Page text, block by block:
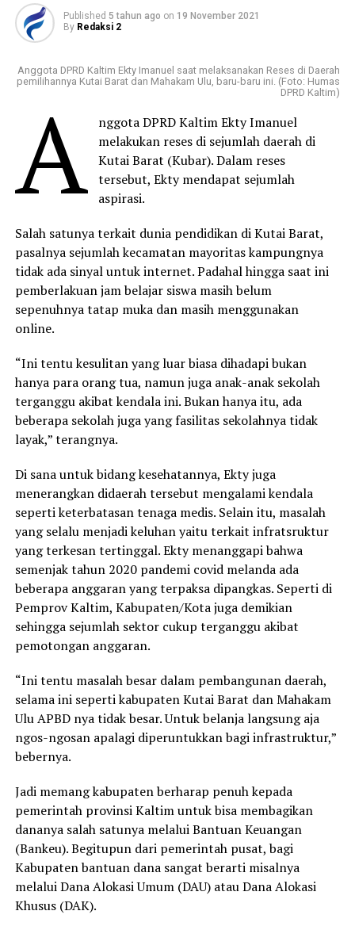
Published 5 tahun ago on 19 November 2021
By Redaksi 2
Anggota DPRD Kaltim Ekty Imanuel saat melaksanakan Reses di Daerah
pemilihannya Kutai Barat dan Mahakam Ulu, baru-baru ini. (Foto: Humas
DPRD Kaltim)
A
nggota DPRD Kaltim Ekty Imanuel
melakukan reses di sejumlah daerah di
Kutai Barat (Kubar). Dalam reses
tersebut, Ekty mendapat sejumlah
aspirasi.
Salah satunya terkait dunia pendidikan di Kutai Barat,
pasalnya sejumlah kecamatan mayoritas kampungnya
tidak ada sinyal untuk internet. Padahal hingga saat ini
pemberlakuan jam belajar siswa masih belum
sepenuhnya tatap muka dan masih menggunakan
online.
“Ini tentu kesulitan yang luar biasa dihadapi bukan
hanya para orang tua, namun juga anak-anak sekolah
terganggu akibat kendala ini. Bukan hanya itu, ada
beberapa sekolah juga yang fasilitas sekolahnya tidak
layak,” terangnya.
Di sana untuk bidang kesehatannya, Ekty juga
menerangkan didaerah tersebut mengalami kendala
seperti keterbatasan tenaga medis. Selain itu, masalah
yang selalu menjadi keluhan yaitu terkait infratsruktur
yang terkesan tertinggal. Ekty menanggapi bahwa
semenjak tahun 2020 pandemi covid melanda ada
beberapa anggaran yang terpaksa dipangkas. Seperti di
Pemprov Kaltim, Kabupaten/Kota juga demikian
sehingga sejumlah sektor cukup terganggu akibat
pemotongan anggaran.
“Ini tentu masalah besar dalam pembangunan daerah,
selama ini seperti kabupaten Kutai Barat dan Mahakam
Ulu APBD nya tidak besar. Untuk belanja langsung aja
ngos-ngosan apalagi diperuntukkan bagi infrastruktur,”
bebernya.
Jadi memang kabupaten berharap penuh kepada
pemerintah provinsi Kaltim untuk bisa membagikan
dananya salah satunya melalui Bantuan Keuangan
(Bankeu). Begitupun dari pemerintah pusat, bagi
Kabupaten bantuan dana sangat berarti misalnya
melalui Dana Alokasi Umum (DAU) atau Dana Alokasi
Khusus (DAK).